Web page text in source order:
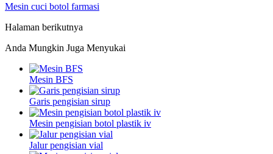
Mesin cuci botol farmasi
Halaman berikutnya
Anda Mungkin Juga Menyukai
Mesin BFS
Garis pengisian sirup
Mesin pengisian botol plastik iv
Jalur pengisian vial